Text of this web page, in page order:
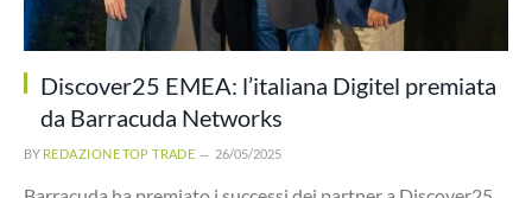
Discover25 EMEA: l’italiana Digitel premiata
da Barracuda Networks
BY REDAZIONE TOP TRADE 26/05/2025